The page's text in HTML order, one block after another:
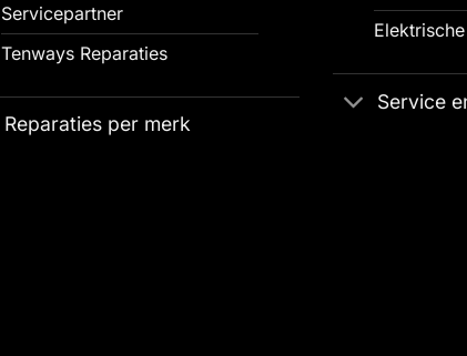
Servicepartner
Tenways Reparaties
Reparaties per merk
Service